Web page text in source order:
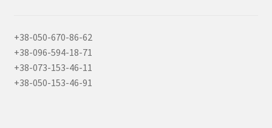
+38-050-670-86-62
+38-096-594-18-71
+38-073-153-46-11
+38-050-153-46-91